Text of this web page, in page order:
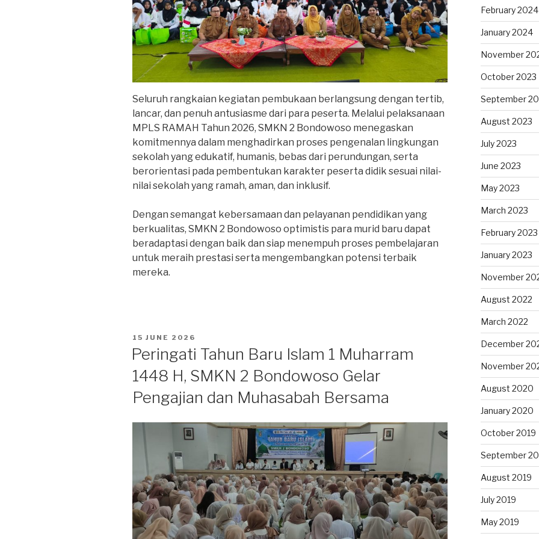
Seluruh rangkaian kegiatan pembukaan berlangsung dengan tertib,
lancar, dan penuh antusiasme dari para peserta. Melalui pelaksanaan
MPLS RAMAH Tahun 2026, SMKN 2 Bondowoso menegaskan
komitmennya dalam menghadirkan proses pengenalan lingkungan
sekolah yang edukatif, humanis, bebas dari perundungan, serta
berorientasi pada pembentukan karakter peserta didik sesuai nilai-
nilai sekolah yang ramah, aman, dan inklusif.
Dengan semangat kebersamaan dan pelayanan pendidikan yang
berkualitas, SMKN 2 Bondowoso optimistis para murid baru dapat
beradaptasi dengan baik dan siap menempuh proses pembelajaran
untuk meraih prestasi serta mengembangkan potensi terbaik
mereka.
15 JUNE 2026
Peringati Tahun Baru Islam 1 Muharram
1448 H, SMKN 2 Bondowoso Gelar
Pengajian dan Muhasabah Bersama
February 2024
January 2024
November
October 2023
September
August 2023
July 2023
June 2023
May 2023
March 2023
February 2023
January 2023
November
August 2022
March 2022
December
November
August 2020
January 2020
October 2019
September
August 2019
July 2019
May 2019